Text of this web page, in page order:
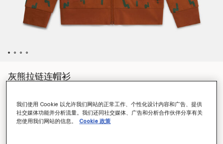
灰熊拉链连帽衫
颜色 棕色
我们使用 Cookie 以允许我们网站的正常工作、个性化设计内容和广告、提供
社交媒体功能并分析流量。我们还同社交媒体、广告和分析合作伙伴分享有关
您使用我们网站的信息。
Cookie 政策